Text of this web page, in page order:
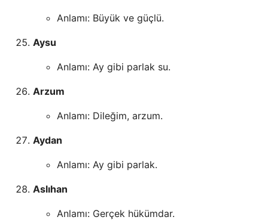
Anlamı: Büyük ve güçlü.
Aysu
Anlamı: Ay gibi parlak su.
Arzum
Anlamı: Dileğim, arzum.
Aydan
Anlamı: Ay gibi parlak.
Aslıhan
Anlamı: Gerçek hükümdar.